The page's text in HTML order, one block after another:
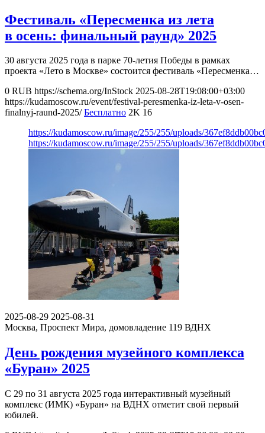
Фестиваль «Пересменка из лета
в осень: финальный раунд» 2025
30 августа 2025 года в парке 70-летия Победы в рамках
проекта «Лето в Москве» состоится фестиваль «Пересменка…
0 RUB https://schema.org/InStock 2025-08-28T19:08:00+03:00
https://kudamoscow.ru/event/festival-peresmenka-iz-leta-v-osen-
finalnyj-raund-2025/ Бесплатно 2K 16
https://kudamoscow.ru/image/255/255/uploads/
https://kudamoscow.ru/image/255/255/uploads/
2025-08-29 2025-08-31
Москва, Проспект Мира, домовладение 119 ВДНХ
День рождения музейного комплекса
«Буран» 2025
С 29 по 31 августа 2025 года интерактивный музейный
комплекс (ИМК) «Буран» на ВДНХ отметит свой первый
юбилей.